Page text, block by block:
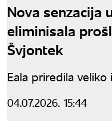
Nova senzacija
eliminisala
Švjontek
Eala priredila veliko
04.07.2026. 15:44